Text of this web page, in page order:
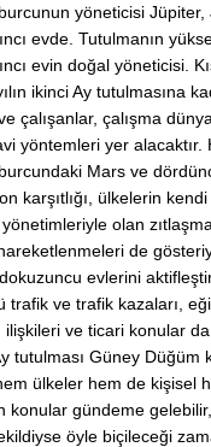
yöneticisi Jüpiter,
evde. Tutulmanın
evin doğal yöneticisi.
ikinci Ay tutulmasına
çalışanlar, çalışma
yöntemleri yer alacaktır.
Mars ve
karşıtlığı, ülkelerin
olan
de
evlerini
trafik ve trafik kazaları,
ilişkileri ve ticari konular
tutulması Güney Düğüm
ülkeler hem de kişisel
konular gündeme
öyle biçileceği